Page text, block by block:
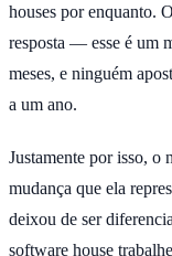
houses por enquanto.
resposta — esse é um
meses, e ninguém
a um ano.
Justamente por isso, o
mudança que ela
deixou de ser
software house